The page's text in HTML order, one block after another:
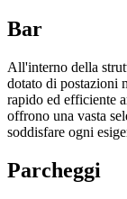
Bar
All'interno della
dotato di postazioni
rapido ed efficiente
offrono una vasta
soddisfare ogni
Parcheggi